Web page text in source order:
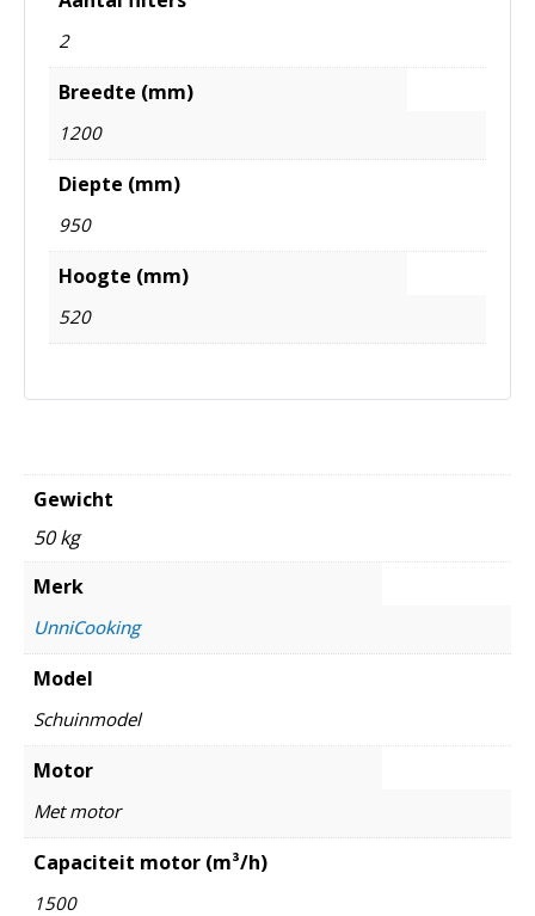
2
Breedte (mm)
1200
Diepte (mm)
950
Hoogte (mm)
520
Gewicht
50 kg
Merk
UnniCooking
Model
Schuinmodel
Motor
Met motor
Capaciteit motor (m³/h)
1500